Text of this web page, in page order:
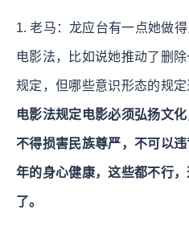
1. 老马：龙应台有一点她做
电影法，比如说她推动了删
规定，但哪些意识形态的规定
电影法规定电影必须弘扬文
不得损害民族尊严，不可以
年的身心健康，这些都不行
了。